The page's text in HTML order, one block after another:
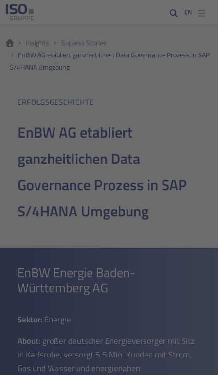
EN
Insights
Success Stories
EnBW AG etabliert ganzheitlichen Data Governance Prozess in SAP
S/4HANA Umgebung
ERFOLGSGESCHICHTE
EnBW AG etabliert
ganzheitlichen Data
Governance Prozess in SAP
S/4HANA Umgebung
EnBW Energie Baden-
Württemberg AG
Sektor: Energie
About: großer deutscher Energieversorger mit Sitz
in Karlsruhe, versorgt 5.5 Mio. Kunden mit Strom,
Gas und Wasser und energienahen